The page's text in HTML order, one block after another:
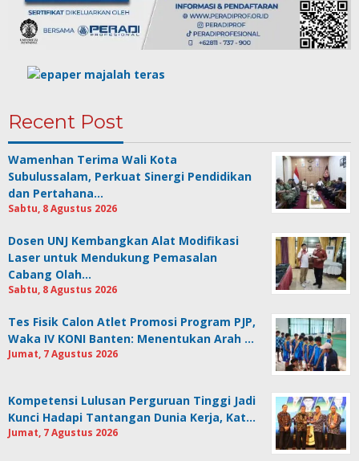
Recent Post
Wamenhan Terima Wali Kota
Subulussalam, Perkuat Sinergi Pendidikan
dan Pertahana…
Sabtu, 8 Agustus 2026
Dosen UNJ Kembangkan Alat Modifikasi
Laser untuk Mendukung Pemasalan
Cabang Olah…
Sabtu, 8 Agustus 2026
Tes Fisik Calon Atlet Promosi Program PJP,
Waka IV KONI Banten: Menentukan Arah …
Jumat, 7 Agustus 2026
Kompetensi Lulusan Perguruan Tinggi Jadi
Kunci Hadapi Tantangan Dunia Kerja, Kat…
Jumat, 7 Agustus 2026